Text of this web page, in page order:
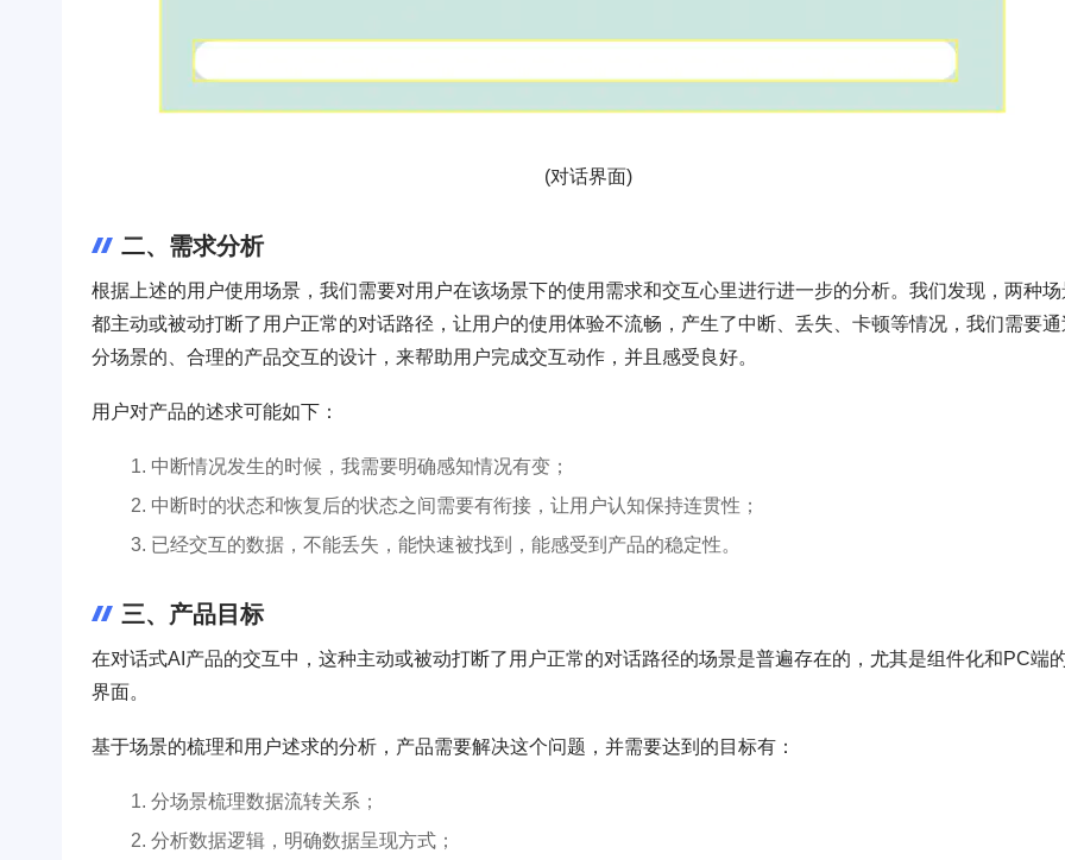
(对话界面)
二、需求分析
根据上述的用户使用场景，我们需要对用户在该场景下的使用需求和交互心里进行进一步的分析。我们发现，两种场
都主动或被动打断了用户正常的对话路径，让用户的使用体验不流畅，产生了中断、丢失、卡顿等情况，我们需要通
分场景的、合理的产品交互的设计，来帮助用户完成交互动作，并且感受良好。
用户对产品的述求可能如下：
中断情况发生的时候，我需要明确感知情况有变；
中断时的状态和恢复后的状态之间需要有衔接，让用户认知保持连贯性；
已经交互的数据，不能丢失，能快速被找到，能感受到产品的稳定性。
三、产品目标
在对话式AI产品的交互中，这种主动或被动打断了用户正常的对话路径的场景是普遍存在的，尤其是组件化和PC端
界面。
基于场景的梳理和用户述求的分析，产品需要解决这个问题，并需要达到的目标有：
分场景梳理数据流转关系；
分析数据逻辑，明确数据呈现方式；